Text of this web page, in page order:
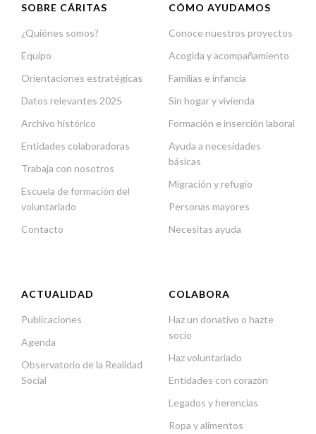
SOBRE CÁRITAS
¿Quiénes somos?
Equipo
Orientaciones estratégicas
Datos relevantes 2025
Archivo histórico
Entidades colaboradoras
Trabaja con nosotros
Escuela de formación del
voluntariado
Contacto
CÓMO AYUDAMOS
Conoce nuestros proyectos
Acogida y acompañamiento
Familias e infancia
Sin hogar y vivienda
Formación e inserción laboral
Ayuda a necesidades
básicas
Migración y refugio
Personas mayores
Necesitas ayuda
ACTUALIDAD
Publicaciones
Agenda
Observatorio de la Realidad
Social
COLABORA
Haz un donativo o hazte
socio
Haz voluntariado
Entidades con corazón
Legados y herencias
Ropa y alimentos